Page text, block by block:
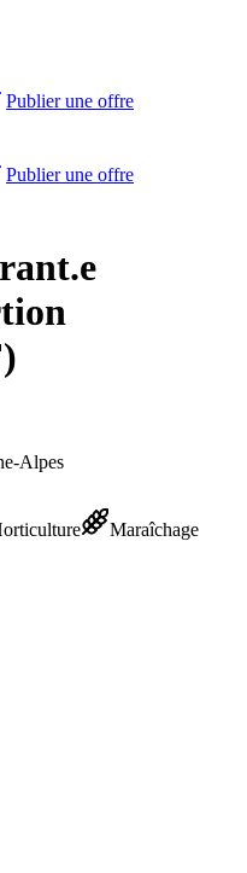
Publier une offre
Publier une offre
Alpes
Maraîchage